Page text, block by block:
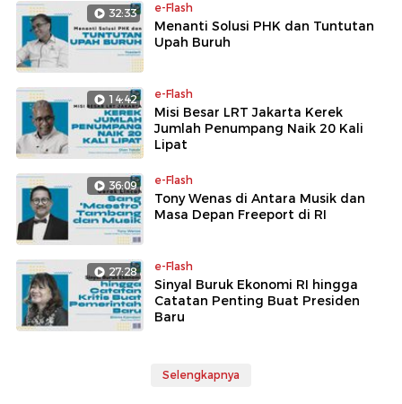
32:33 e-Flash
Menanti Solusi PHK dan Tuntutan
Upah Buruh
14:42 e-Flash
Misi Besar LRT Jakarta Kerek
Jumlah Penumpang Naik 20 Kali
Lipat
36:09 e-Flash
Tony Wenas di Antara Musik dan
Masa Depan Freeport di RI
27:28 e-Flash
Sinyal Buruk Ekonomi RI hingga
Catatan Penting Buat Presiden
Baru
Selengkapnya